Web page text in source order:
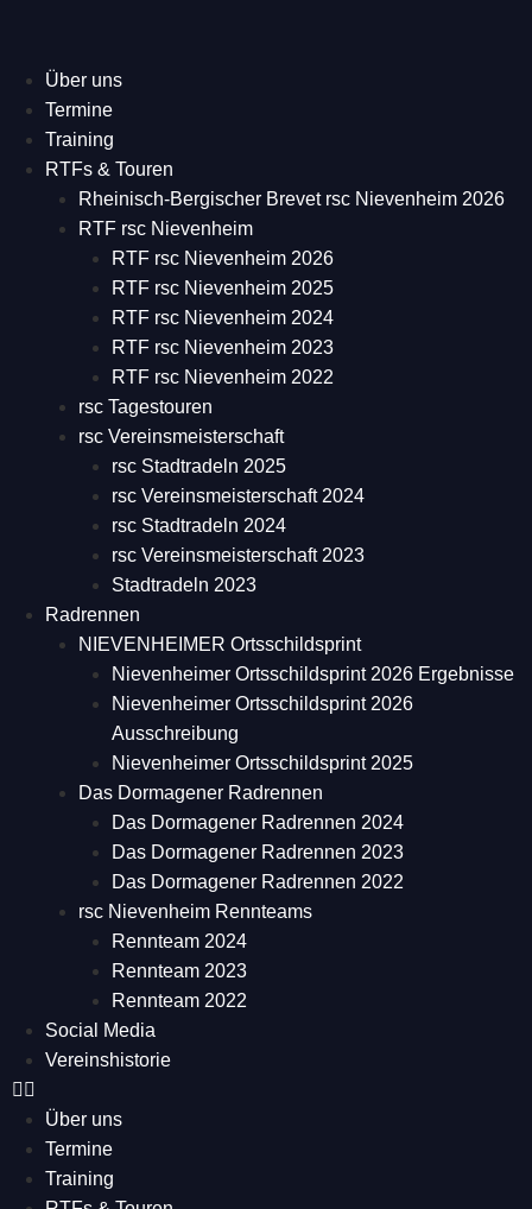
Über uns
Termine
Training
RTFs & Touren
Rheinisch-Bergischer Brevet rsc Nievenheim 2026
RTF rsc Nievenheim
RTF rsc Nievenheim 2026
RTF rsc Nievenheim 2025
RTF rsc Nievenheim 2024
RTF rsc Nievenheim 2023
RTF rsc Nievenheim 2022
rsc Tagestouren
rsc Vereinsmeisterschaft
rsc Stadtradeln 2025
rsc Vereinsmeisterschaft 2024
rsc Stadtradeln 2024
rsc Vereinsmeisterschaft 2023
Stadtradeln 2023
Radrennen
NIEVENHEIMER Ortsschildsprint
Nievenheimer Ortsschildsprint 2026 Ergebnisse
Nievenheimer Ortsschildsprint 2026
Ausschreibung
Nievenheimer Ortsschildsprint 2025
Das Dormagener Radrennen
Das Dormagener Radrennen 2024
Das Dormagener Radrennen 2023
Das Dormagener Radrennen 2022
rsc Nievenheim Rennteams
Rennteam 2024
Rennteam 2023
Rennteam 2022
Social Media
Vereinshistorie
Über uns
Termine
Training